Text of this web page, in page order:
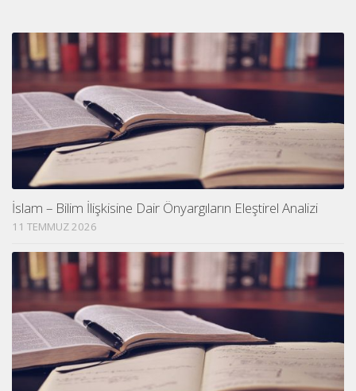
İslam – Bilim İlişkisine Dair Önyargıların Eleştirel Analizi
11 TEMMUZ 2026